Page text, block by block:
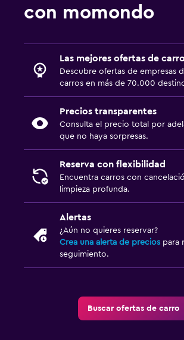
con momondo
Las mejores ofertas de
Descubre ofertas de empresas
carros en más de 70.000
Precios transparentes
Consulta el precio total por
que no haya sorpresas.
Reserva con flexibilidad
Encuentra carros con
limpieza profunda.
Alertas
¿Aún no quieres reservar?
Crea una alerta de precios para
seguimiento.
Buscar ofertas de carro